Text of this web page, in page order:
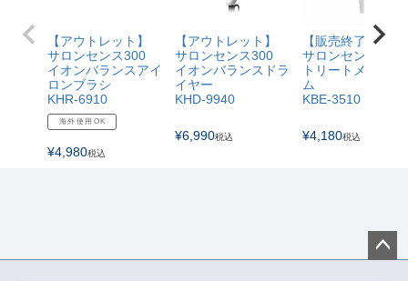
【アウトレット】
サロンセンス300
イオンバランスアイ
ロンブラシ
KHR-6910
海外使用OK
¥4,980税込
【アウトレット】
サロンセンス300
イオンバランスドラ
イヤー
KHD-9940
¥6,990税込
【販売終了】
サロンセンス300
トリートメントコ
ム
KBE-3510
¥4,180税込